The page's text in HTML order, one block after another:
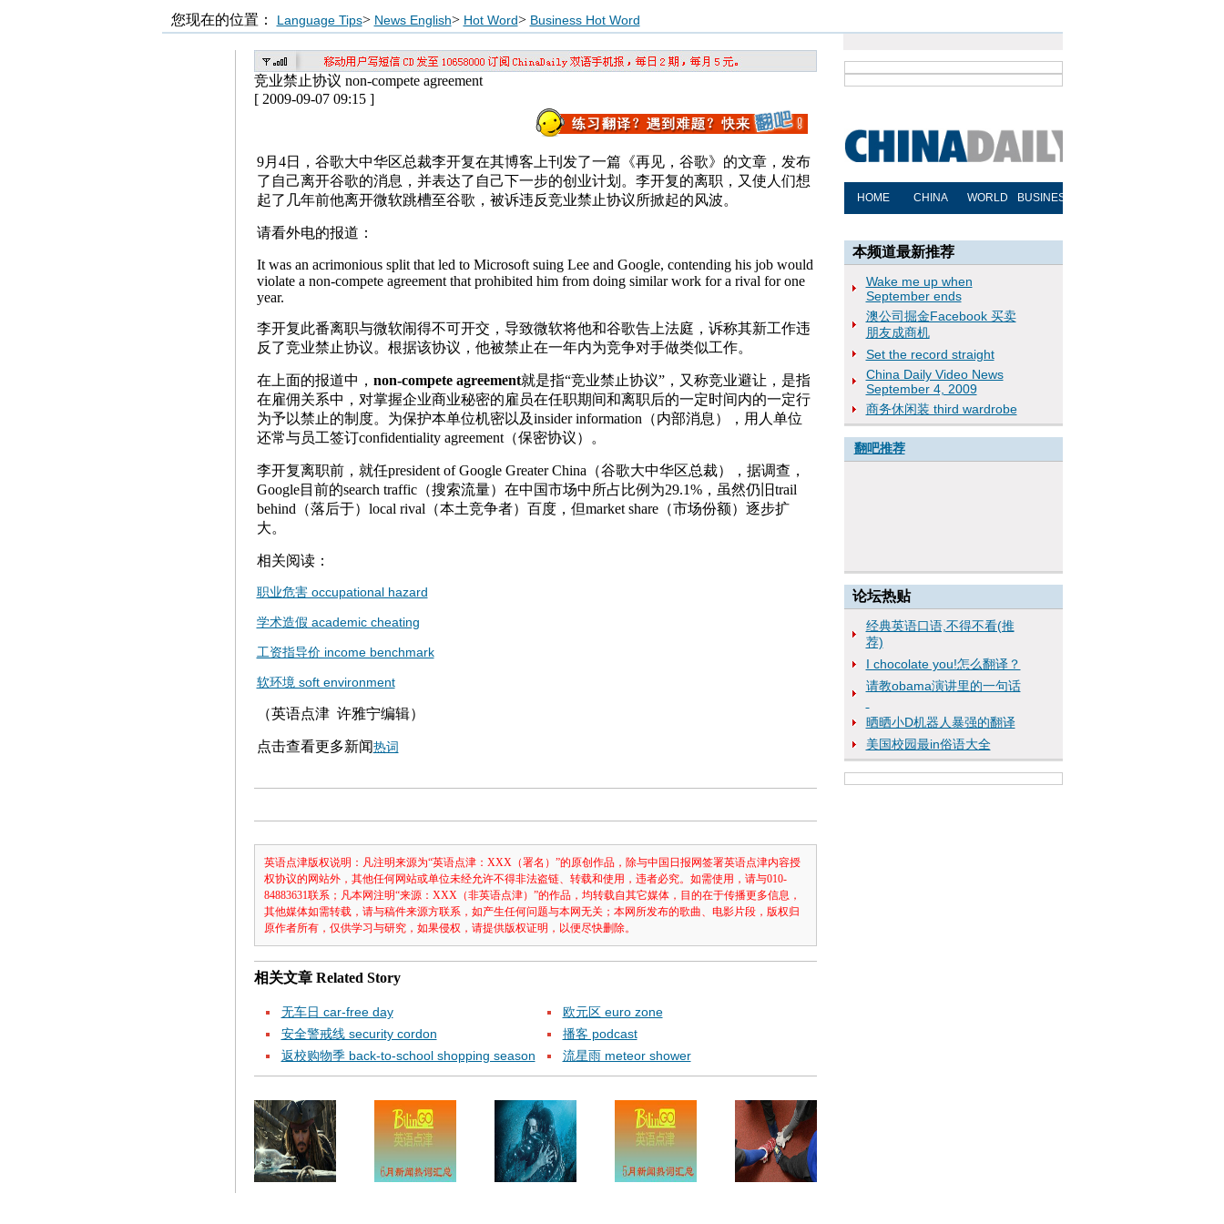
您现在的位置： Language Tips> News English> Hot Word> Business Hot Word
竞业禁止协议 non-compete agreement
[ 2009-09-07 09:15 ]
9月4日，谷歌大中华区总裁李开复在其博客上刊发了一篇《再见，谷歌》的文章，发布
了自己离开谷歌的消息，并表达了自己下一步的创业计划。李开复的离职，又使人们想
起了几年前他离开微软跳槽至谷歌，被诉违反竞业禁止协议所掀起的风波。
请看外电的报道：
It was an acrimonious split that led to Microsoft suing Lee and Google, contending his job would
violate a non-compete agreement that prohibited him from doing similar work for a rival for one
year.
李开复此番离职与微软闹得不可开交，导致微软将他和谷歌告上法庭，诉称其新工作违
反了竞业禁止协议。根据该协议，他被禁止在一年内为竞争对手做类似工作。
在上面的报道中， non-compete agreement就是指“竞业禁止协议”，又称竞业避让，是指
在雇佣关系中，对掌握企业商业秘密的雇员在任职期间和离职后的一定时间内的一定行
为予以禁止的制度。为保护本单位机密以及insider information（内部消息），用人单位
还常与员工签订confidentiality agreement（保密协议）。
李开复离职前，就任president of Google Greater China（谷歌大中华区总裁），据调查，
Google目前的search traffic（搜索流量）在中国市场中所占比例为29.1%，虽然仍旧trail
behind（落后于）local rival（本土竞争者）百度，但market share（市场份额）逐步扩
大。
相关阅读：
职业危害 occupational hazard
学术造假 academic cheating
工资指导价 income benchmark
软环境 soft environment
（英语点津 许雅宁编辑）
点击查看更多新闻热词
英语点津版权说明：凡注明来源为“英语点津：XXX（署名）”的原创作品，除与中国日报网签署英语点津内容授
权协议的网站外，其他任何网站或单位未经允许不得非法盗链、转载和使用，违者必究。如需使用，请与010-
84883631联系；凡本网注明“来源：XXX（非英语点津）”的作品，均转载自其它媒体，目的在于传播更多信息，
其他媒体如需转载，请与稿件来源方联系，如产生任何问题与本网无关；本网所发布的歌曲、电影片段，版权归
原作者所有，仅供学习与研究，如果侵权，请提供版权证明，以便尽快删除。
相关文章 Related Story
无车日 car-free day
欧元区 euro zone
安全警戒线 security cordon
播客 podcast
返校购物季 back-to-school shopping season
流星雨 meteor shower
本频道最新推荐
Wake me up when
September ends
澳公司掘金Facebook 买卖
朋友成商机
Set the record straight
China Daily Video News
September 4, 2009
商务休闲装 third wardrobe
翻吧推荐
论坛热贴
经典英语口语,不得不看(推
荐)
I chocolate you!怎么翻译？
请教obama演讲里的一句话
晒晒小D机器人暴强的翻译
美国校园最in俗语大全